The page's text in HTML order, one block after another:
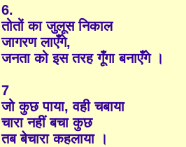
6.
तोतों का जुलूस निकाल
जागरण लाएँगे,
जनता को इस तरह गूँगा बनाएँगे ।
7
जो कुछ पाया, वही चबाया
चारा नहीं बचा कुछ
तब बेचारा कहलाया ।